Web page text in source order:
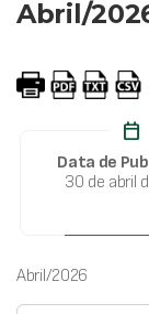
Abril/
calendar_today
Data de
30 de abril
Abril/2026